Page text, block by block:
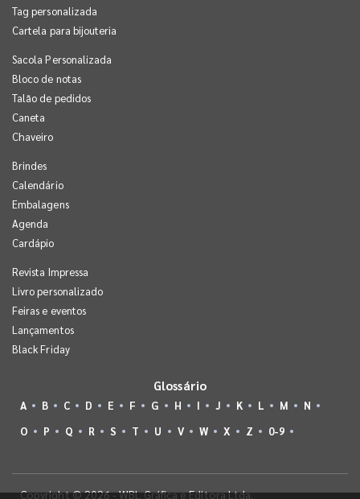
Tag personalizada
Cartela para bijouteria
Sacola Personalizada
Bloco de notas
Talão de pedidos
Caneta
Chaveiro
Brindes
Calendário
Embalagens
Agenda
Cardápio
Revista Impressa
Livro personalizado
Feiras e eventos
Lançamentos
Black Friday
Glossário
A B C D E F G H I J K L M
N
O
P Q R S T U V W X Z 0-9
Copyright © 2026 - WBL Gráfica e Editora Ltda.